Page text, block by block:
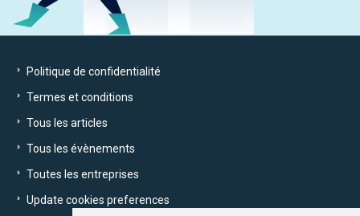
Politique de confidentialité
Termes et conditions
Tous les articles
Tous les évènements
Toutes les entreprises
Update cookies preferences